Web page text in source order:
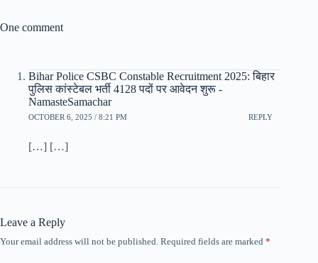
One comment
Bihar Police CSBC Constable Recruitment 2025: बिहार
पुलिस कांस्टेबल भर्ती 4128 पदों पर आवेदन शुरू -
NamasteSamachar
OCTOBER 6, 2025 / 8:21 PM REPLY
[…] […]
Leave a Reply
Your email address will not be published. Required fields are marked *